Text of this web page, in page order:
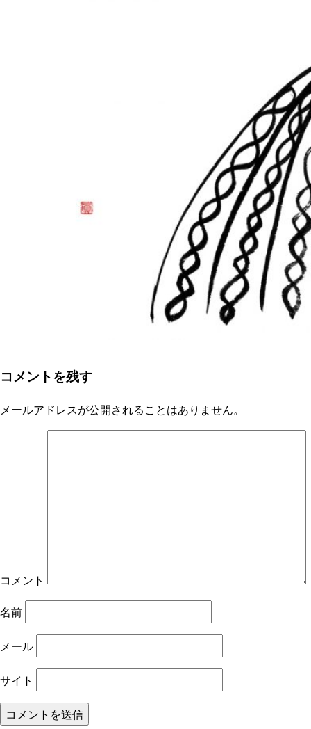
コメントを残す
メールアドレスが公開されることはありません。
コメント
名前
メール
サイト